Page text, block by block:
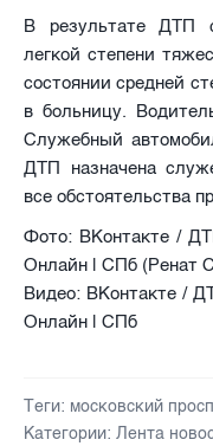
В результате ДТП
легкой степени
состоянии средней
в больницу.
Служебный
ДТП назначена
все обстоятельства
Фото: ВКонтакте /
Онлайн | СПб (Ренат
Видео: ВКонтакте /
Онлайн | СПб
Теги: московский
Категории: Лента